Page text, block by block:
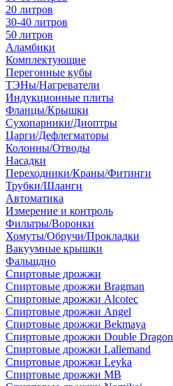
20 литров
30-40 литров
50 литров
Аламбики
Комплектующие
Перегонные кубы
ТЭНы/Нагреватели
Индукционные плиты
Фланцы/Крышки
Сухопарники/Диоптры
Царги/Дефлегматоры
Колонны/Отводы
Насадки
Переходники/Краны/Фитинги
Трубки/Шланги
Автоматика
Измерение и контроль
Фильтры/Воронки
Хомуты/Обручи/Прокладки
Вакуумные крышки
Фальшдно
Спиртовые дрожжи
Спиртовые дрожжи Bragman
Спиртовые дрожжи Alcotec
Спиртовые дрожжи Angel
Спиртовые дрожжи Bekmaya
Спиртовые дрожжи Double Dragon
Спиртовые дрожжи Lallemand
Спиртовые дрожжи Leyka
Спиртовые дрожжи MB